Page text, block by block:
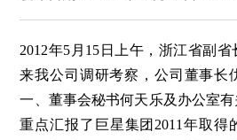
2012年5月15日上午，浙江省副
来我公司调研考察，公司董事长
一、董事会秘书何天乐及办公室
重点汇报了巨星集团2011年取得